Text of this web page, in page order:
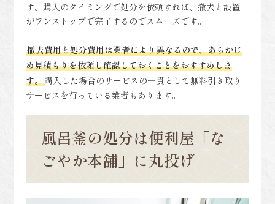
す。購入のタイミングで処分を依頼すれば、撤去と設置
がワンストップで完了するのでスムーズです。
撤去費用と処分費用は業者により異なるので、あらかじ
め見積もりを依頼し確認しておくことをおすすめしま
す。購入した場合のサービスの一貫として無料引き取り
サービスを行っている業者もあります。
風呂釜の処分は便利屋「な
ごやか本舗」に丸投げ